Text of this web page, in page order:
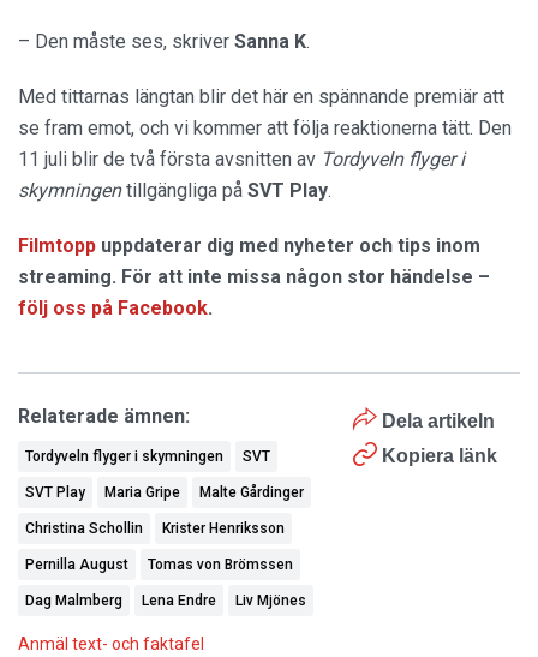
– Den måste ses, skriver Sanna K.
Med tittarnas längtan blir det här en spännande premiär att
se fram emot, och vi kommer att följa reaktionerna tätt. Den
11 juli blir de två första avsnitten av Tordyveln flyger i
skymningentillgängliga på SVT Play.
Filmtopp uppdaterar dig med nyheter och tips inom
streaming. För att inte missa någon stor händelse –
följ oss på Facebook.
Dela artikeln
Kopiera länk
Relaterade ämnen:
Tordyveln flyger i skymningen SVT
SVT Play Maria Gripe Malte Gårdinger
Christina Schollin Krister Henriksson
Pernilla August Tomas von Brömssen
Dag Malmberg Lena Endre Liv Mjönes
Anmäl text- och faktafel